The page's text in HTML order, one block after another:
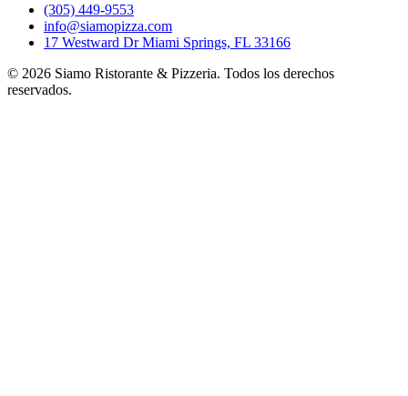
(305) 449-9553
info@siamopizza.com
17 Westward Dr Miami Springs, FL 33166
© 2026 Siamo Ristorante & Pizzeria. Todos los derechos
reservados.